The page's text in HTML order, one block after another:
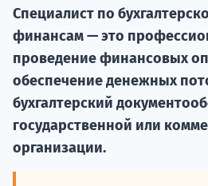
Специалист по
финансам — это
проведение финансовых
обеспечение денежных
бухгалтерский
государственной или
организации.